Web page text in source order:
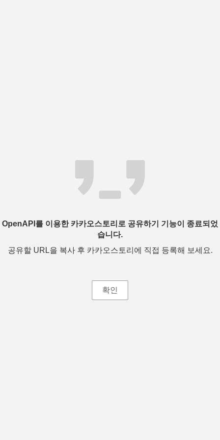
OpenAPI를 이용한 카카오스토리로 공유하기 기능이 종료되었
습니다.
공유할 URL을 복사 후 카카오스토리에 직접 등록해 보세요.
확인